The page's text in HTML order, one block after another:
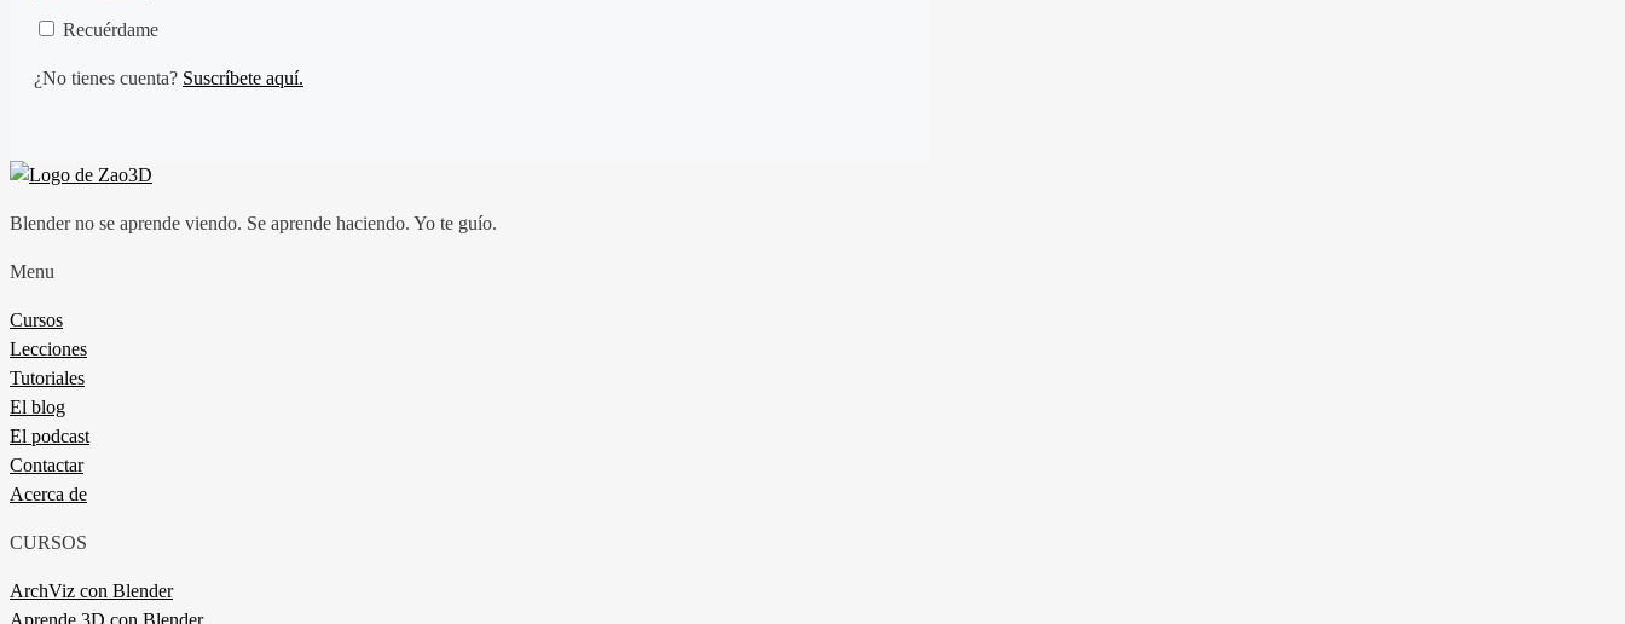
Recuérdame
¿No tienes cuenta? Suscríbete aquí.
Blender no se aprende viendo. Se aprende haciendo. Yo te guío.
Menu
Cursos
Lecciones
Tutoriales
El blog
El podcast
Contactar
Acerca de
CURSOS
ArchViz con Blender
Aprende 3D con Blender